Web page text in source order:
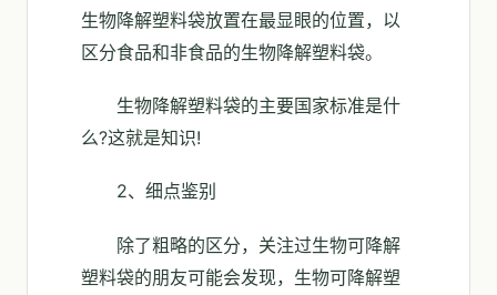
生物降解塑料袋放置在最显眼的位置，以
区分食品和非食品的生物降解塑料袋。
生物降解塑料袋的主要国家标准是什
么?这就是知识!
2、细点鉴别
除了粗略的区分，关注过生物可降解
塑料袋的朋友可能会发现，生物可降解塑